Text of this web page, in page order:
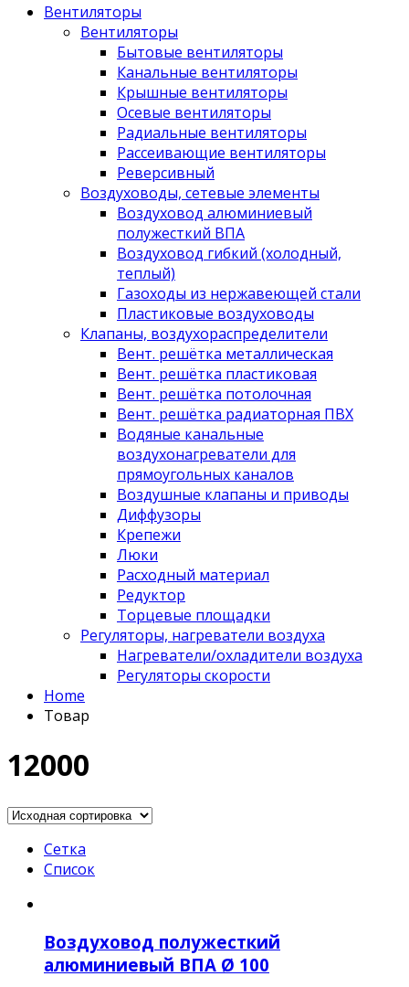
Вентиляторы
Вентиляторы
Бытовые вентиляторы
Канальные вентиляторы
Крышные вентиляторы
Осевые вентиляторы
Радиальные вентиляторы
Рассеивающие вентиляторы
Реверсивный
Воздуховоды, сетевые элементы
Воздуховод алюминиевый
полужесткий ВПА
Воздуховод гибкий (холодный,
теплый)
Газоходы из нержавеющей стали
Пластиковые воздуховоды
Клапаны, воздухораспределители
Вент. решётка металлическая
Вент. решётка пластиковая
Вент. решётка потолочная
Вент. решётка радиаторная ПВХ
Водяные канальные
воздухонагреватели для
прямоугольных каналов
Воздушные клапаны и приводы
Диффузоры
Крепежи
Люки
Расходный материал
Редуктор
Торцевые площадки
Регуляторы, нагреватели воздуха
Нагреватели/охладители воздуха
Регуляторы скорости
Home
Товар
12000
Сетка
Список
Воздуховод полужесткий
алюминиевый ВПА Ø 100